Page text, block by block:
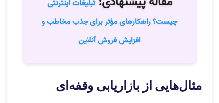
تبلیغات اینترنتی
چیست؟ راهکارهای مؤثر برای جذب مخاطب و
افزایش فروش آنلاین
مثال‌هایی از بازاریابی وقفه‌ای